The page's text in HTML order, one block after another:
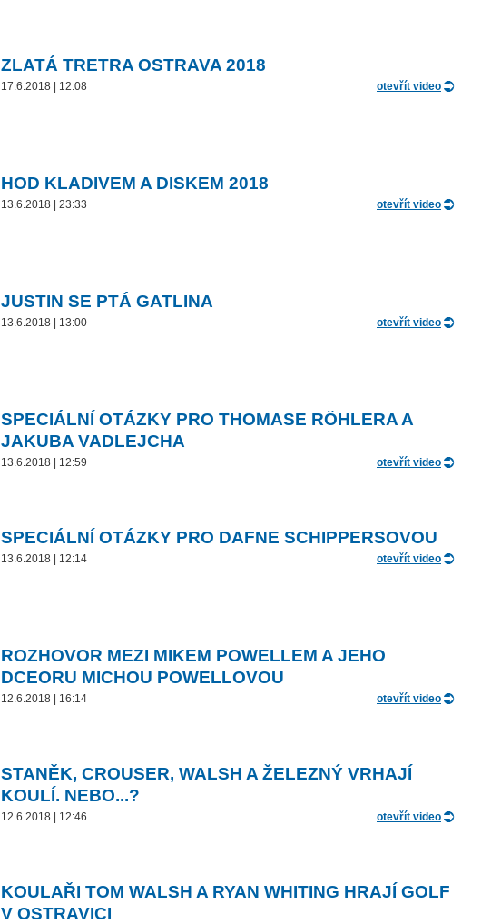
ZLATÁ TRETRA OSTRAVA 2018
17.6.2018 | 12:08 otevřít video
HOD KLADIVEM A DISKEM 2018
13.6.2018 | 23:33 otevřít video
JUSTIN SE PTÁ GATLINA
13.6.2018 | 13:00 otevřít video
SPECIÁLNÍ OTÁZKY PRO THOMASE RÖHLERA A
JAKUBA VADLEJCHA
13.6.2018 | 12:59 otevřít video
SPECIÁLNÍ OTÁZKY PRO DAFNE SCHIPPERSOVOU
13.6.2018 | 12:14 otevřít video
ROZHOVOR MEZI MIKEM POWELLEM A JEHO
DCEORU MICHOU POWELLOVOU
12.6.2018 | 16:14 otevřít video
STANĚK, CROUSER, WALSH A ŽELEZNÝ VRHAJÍ
KOULÍ. NEBO...?
12.6.2018 | 12:46 otevřít video
KOULAŘI TOM WALSH A RYAN WHITING HRAJÍ GOLF
V OSTRAVICI